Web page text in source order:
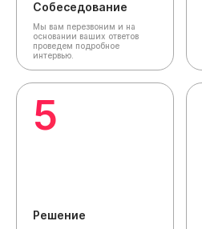
Собеседование
Мы вам перезвоним и на
основании ваших ответов
проведем подробное
интервью.
5
Решение